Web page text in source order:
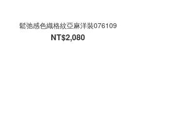
鬆弛感色織格紋亞麻洋裝076109
NT$2,080